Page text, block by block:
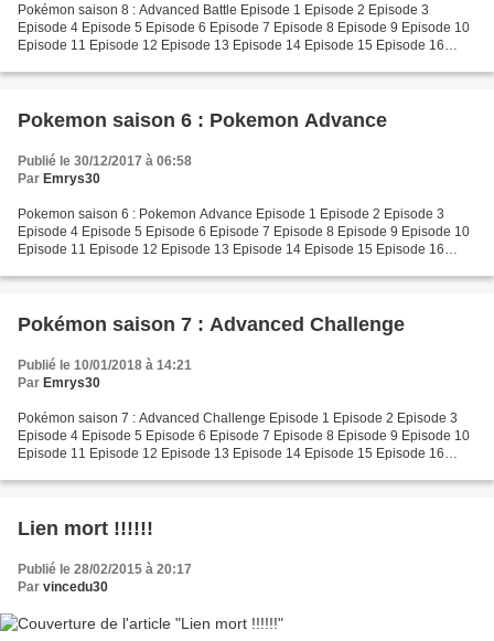
Pokémon saison 8 : Advanced Battle Episode 1 Episode 2 Episode 3
Episode 4 Episode 5 Episode 6 Episode 7 Episode 8 Episode 9 Episode 10
Episode 11 Episode 12 Episode 13 Episode 14 Episode 15 Episode 16
Pokemon saison 6 : Pokemon Advance
Publié le 30/12/2017 à 06:58
Par Emrys30
Pokemon saison 6 : Pokemon Advance Episode 1 Episode 2 Episode 3
Episode 4 Episode 5 Episode 6 Episode 7 Episode 8 Episode 9 Episode 10
Episode 11 Episode 12 Episode 13 Episode 14 Episode 15 Episode 16
Pokémon saison 7 : Advanced Challenge
Publié le 10/01/2018 à 14:21
Par Emrys30
Pokémon saison 7 : Advanced Challenge Episode 1 Episode 2 Episode 3
Episode 4 Episode 5 Episode 6 Episode 7 Episode 8 Episode 9 Episode 10
Episode 11 Episode 12 Episode 13 Episode 14 Episode 15 Episode 16
Lien mort !!!!!!
Publié le 28/02/2015 à 20:17
Par vincedu30